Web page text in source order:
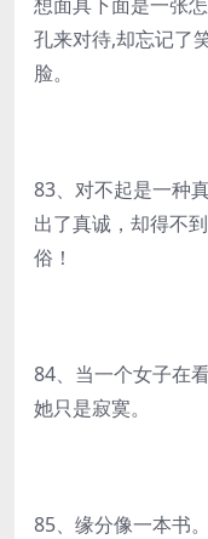
孔来对待,却忘记了
脸。
83、对不起是一种
出了真诚，却得不
俗！
84、当一个女子在
她只是寂寞。
85、缘分像一本书